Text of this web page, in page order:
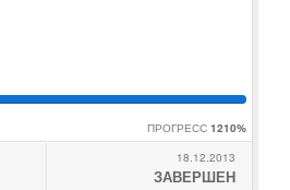
ПРОГРЕСС 1210%
18.12.2013
ЗАВЕРШЕН